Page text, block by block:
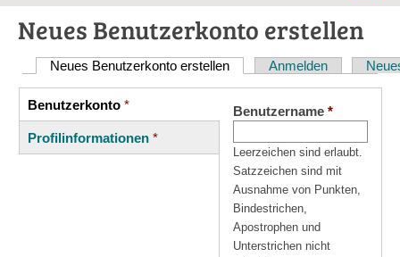
Neues Benutzerkonto erstellen
Haupt-
Reiter
Neues Benutzerkonto erstellen (aktiver Reiter)
Anmelden
Vertikale
Reiter
Benutzerkonto *
(aktiver
Reiter)
Profilinformationen *
Benutzername *
Leerzeichen sind erlaubt.
Satzzeichen sind mit
Ausnahme von Punkten,
Bindestrichen,
Apostrophen und
Unterstrichen nicht